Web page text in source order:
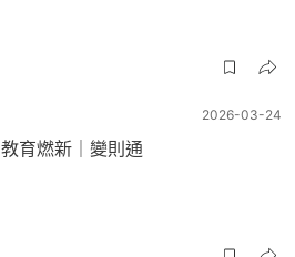
2026-03-24
教育燃新｜變則通